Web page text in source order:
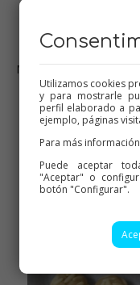
MASA DE MAZAPÁN
Utilizamos cookies
y para mostrarle
perfil elaborado a
ejemplo, páginas
Para más
Puede aceptar
"Aceptar" o
botón "Configurar".